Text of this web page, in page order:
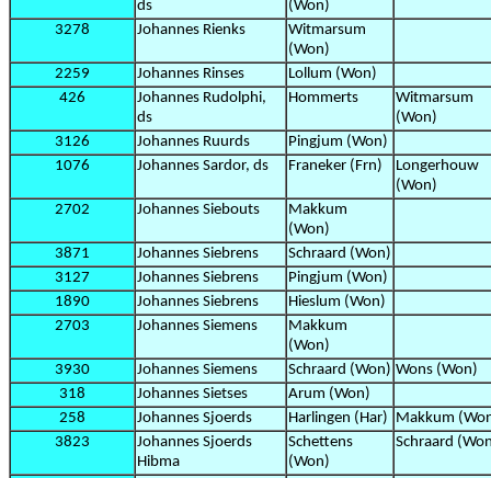
ds
(Won)
3278
Johannes Rienks
Witmarsum
(Won)
2259
Johannes Rinses
Lollum (Won)
426
Johannes Rudolphi,
ds
Hommerts
Witmarsum
(Won)
3126
Johannes Ruurds
Pingjum (Won)
1076
Johannes Sardor, ds Franeker (Frn)
Longerhouw
(Won)
2702
Johannes Siebouts
Makkum
(Won)
3871
Johannes Siebrens
Schraard (Won)
3127
Johannes Siebrens
Pingjum (Won)
1890
Johannes Siebrens
Hieslum (Won)
2703
Johannes Siemens
Makkum
(Won)
3930
Johannes Siemens Schraard (Won) Wons (Won)
318
Johannes Sietses
Arum (Won)
258
Johannes Sjoerds Harlingen (Har) Makkum
3823
Johannes Sjoerds
Hibma
Schettens
(Won)
Schraard